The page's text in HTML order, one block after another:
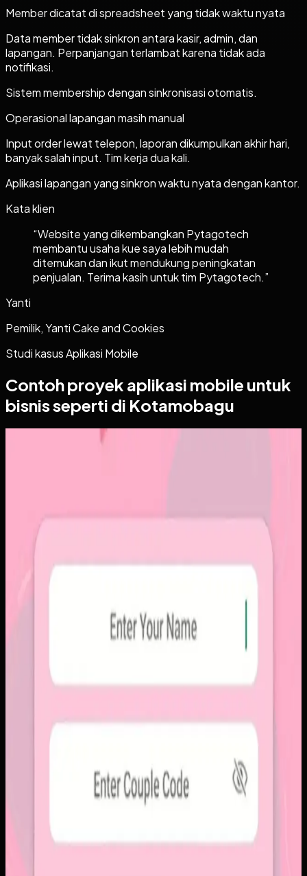
Member dicatat di spreadsheet yang tidak waktu nyata
Data member tidak sinkron antara kasir, admin, dan
lapangan. Perpanjangan terlambat karena tidak ada
notifikasi.
Sistem membership dengan sinkronisasi otomatis.
Operasional lapangan masih manual
Input order lewat telepon, laporan dikumpulkan akhir hari,
banyak salah input. Tim kerja dua kali.
Aplikasi lapangan yang sinkron waktu nyata dengan kantor.
Kata klien
“Website yang dikembangkan Pytagotech
membantu usaha kue saya lebih mudah
ditemukan dan ikut mendukung peningkatan
penjualan. Terima kasih untuk tim Pytagotech.”
Yanti
Pemilik, Yanti Cake and Cookies
Studi kasusAplikasi Mobile
Contoh proyek aplikasi mobile untuk
bisnis seperti di Kotamobagu
Sebelumnya
Platform sosial umum sering membuat momen personal
tenggelam di antara konten publik, iklan, dan tekanan
untuk selalu tampil sempurna. Pengguna membutuhkan
Kami membangun aplikasi mobile dengan alur berbagi yang
ringkas, notifikasi cepat, dan arsip momen yang tersusun
rapi. Sistemnya dirancang untuk percakapan visual yang
lebih personal tanpa membawa beban feed publik.